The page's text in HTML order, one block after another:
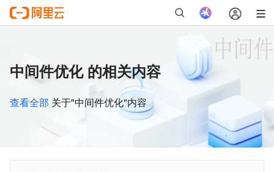
中间件优化 的相关内容
查看全部 关于"中间件优化"内容